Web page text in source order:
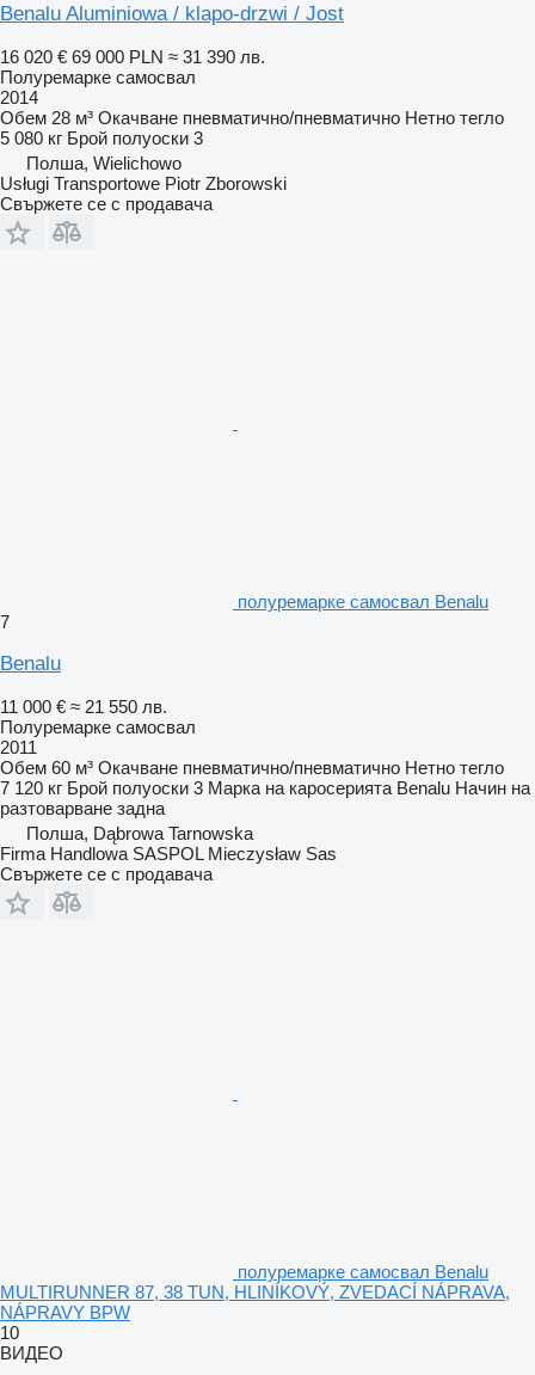
Benalu Aluminiowa / klapo-drzwi / Jost
16 020 € 69 000 PLN ≈ 31 390 лв.
Полуремарке самосвал
2014
Обем 28 м³ Окачване пневматично/пневматично Нетно тегло
5 080 кг Брой полуоски 3
Полша, Wielichowo
Usługi Transportowe Piotr Zborowski
Свържете се с продавача
полуремарке самосвал Benalu
7
Benalu
11 000 € ≈ 21 550 лв.
Полуремарке самосвал
2011
Обем 60 м³ Окачване пневматично/пневматично Нетно тегло
7 120 кг Брой полуоски 3 Марка на каросерията Benalu Начин на
разтоварване задна
Полша, Dąbrowa Tarnowska
Firma Handlowa SASPOL Mieczysław Sas
Свържете се с продавача
полуремарке самосвал Benalu
MULTIRUNNER 87, 38 TUN, HLINÍKOVÝ, ZVEDACÍ NÁPRAVA,
NÁPRAVY BPW
10
ВИДЕО